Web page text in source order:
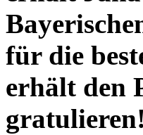
für die
erhält den
gratulieren!